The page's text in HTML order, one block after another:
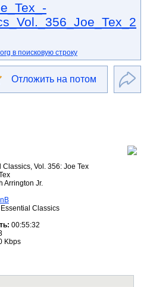
в поисковую строку
Отложить на потом
Classics, Vol. 356: Joe Tex
Arrington Jr.
Essential Classics
00:55:32
Kbps